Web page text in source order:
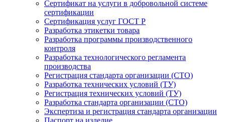
Сертификат на услуги в добровольной системе
сертификации
Сертификация услуг ГОСТ Р
Разработка этикетки товара
Разработка программы производственного
контроля
Разработка технологического регламента
производства
Регистрация стандарта организации (СТО)
Разработка технических условий (ТУ)
Регистрация технических условий (ТУ)
Разработка стандарта организации (СТО)
Экспертиза и регистрация стандарта организации
Паспорт на изделие